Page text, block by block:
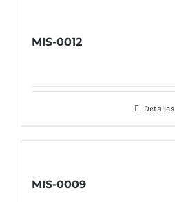
MIS-0012
Detalles
MIS-0009